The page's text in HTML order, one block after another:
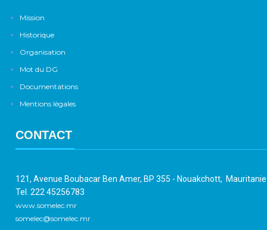
Mission
Historique
Organisation
Mot du DG
Documentations
Mentions légales
CONTACT
121, Avenue Boubacar Ben Amer, BP 355 - Nouakchott,
Tel. 222 45256783
www.somelec.mr
somelec@somelec.mr